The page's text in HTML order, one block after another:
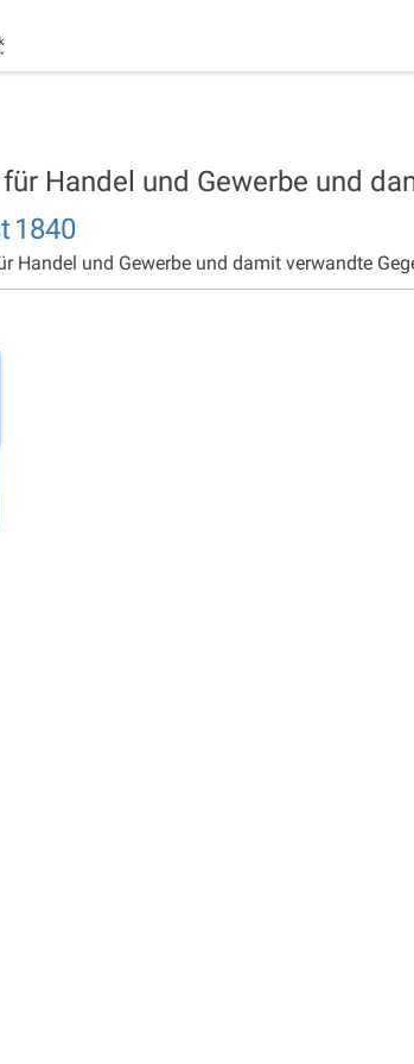
Handel und Gewerbe und
1840
Handel und Gewerbe und damit verwandte